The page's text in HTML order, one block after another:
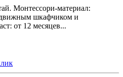
Монтессори-материал:
шкафчиком и
от 12 месяцев...